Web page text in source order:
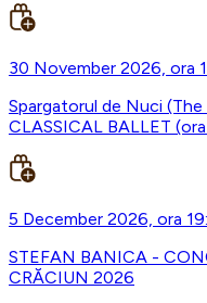
30 November 2026, ora
Spargatorul de Nuci
CLASSICAL BALLET
5 December 2026, ora
STEFAN BANICA -
CRĂCIUN 2026